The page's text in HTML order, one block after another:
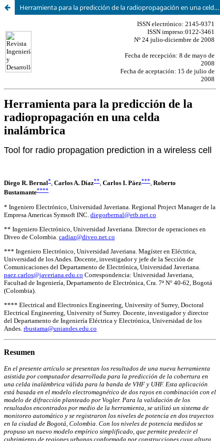
Herramienta para la predicción de la radiopropagación en una celda inalámbrica